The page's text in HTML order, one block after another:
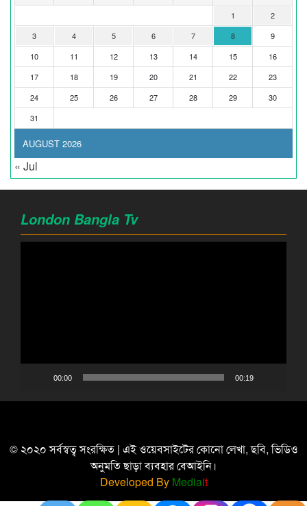
AUGUST 2026
1
2
3
4 5 6 7 8
9
10
11 12 13 14 15
16
17
18 19 20 21 22
23
24
25 26 27 28 29
30
31
« Jul
London Bangla Tv
00:00 00:19
© ২০২০ সর্বস্বত্ব সংরক্ষিত | এই ওয়েবসাইটের কোনো লেখা, ছবি, ভিডিও
অনুমতি ছাড়া ব্যবহার বেআইনি।
Developed By Mediait